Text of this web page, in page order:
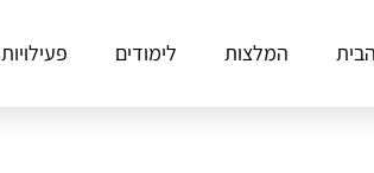
המלצות לימודים